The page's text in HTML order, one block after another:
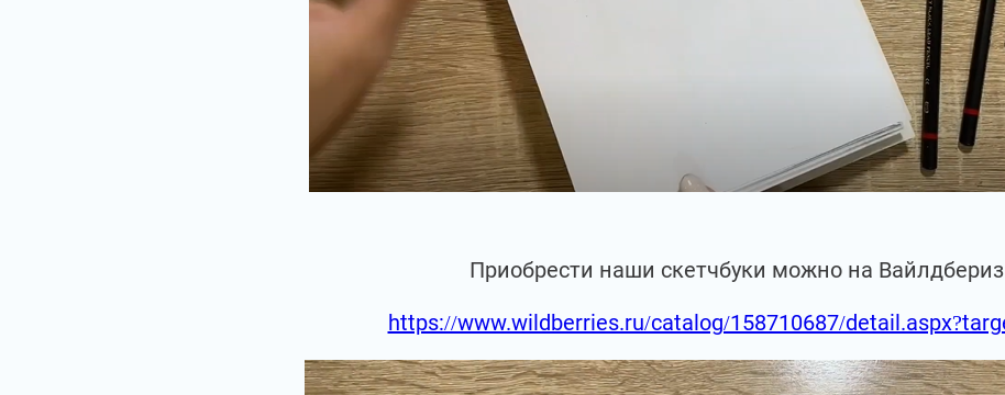
Приобрести наши скетчбуки можно на Вайлдбериз
https://www.wildberries.ru/catalog/158710687/